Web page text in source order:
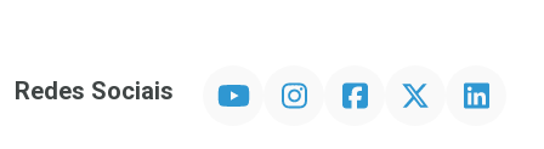
Redes Sociais InstagramFacebookTwitter Linkedin